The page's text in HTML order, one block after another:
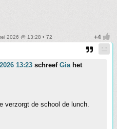
2026 @ 13:28 • 72
13:23 schreef Giahet
verzorgt de school de lunch.